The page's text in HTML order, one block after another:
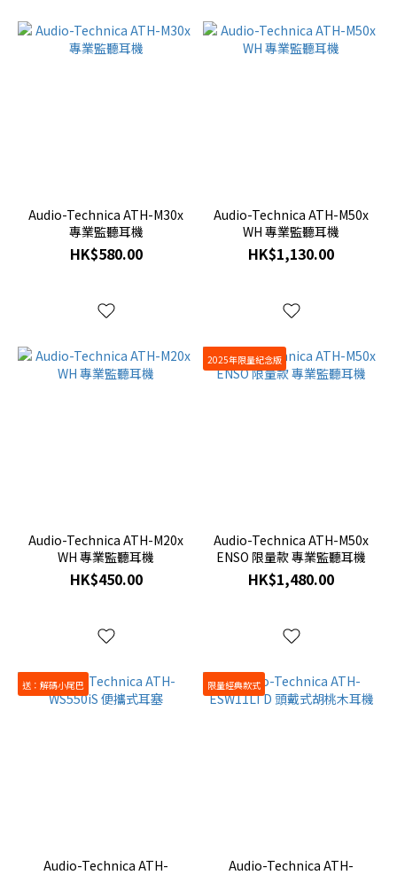
Audio-Technica ATH-M30x
專業監聽耳機
HK$580.00
Audio-Technica ATH-M50x
WH 專業監聽耳機
HK$1,130.00
Audio-Technica ATH-M20x
WH 專業監聽耳機
HK$450.00
2025年限量紀念版
Audio-Technica ATH-M50x
ENSO 限量款 專業監聽耳機
HK$1,480.00
送：解碼小尾巴
Audio-Technica ATH-
限量經典款式
Audio-Technica ATH-